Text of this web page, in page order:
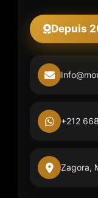
Depuis
+212
Zagora,